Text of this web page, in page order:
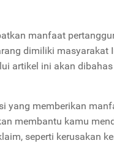
manfaat
dimiliki masyarakat
artikel ini akan
yang memberikan
membantu kamu
seperti kerusakan